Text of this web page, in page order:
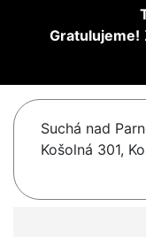
Gratulujeme!
Suchá nad
Košolná 301,